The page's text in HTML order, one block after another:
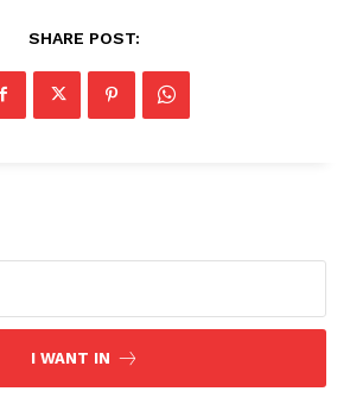
SHARE POST:
I WANT IN